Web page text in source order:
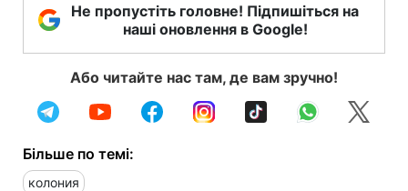
Не пропустіть головне! Підпишіться на
наші оновлення в Google!
Або читайте нас там, де вам зручно!
Більше по темі:
колония